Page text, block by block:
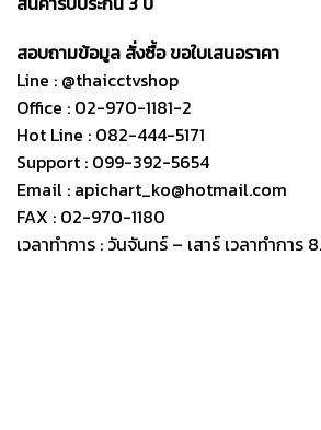
สอบถามข้อมูล สั่งซื้อ ขอใบเสนอราคา
Line : @thaicctvshop
Office : 02-970-1181-2
Hot Line : 082-444-5171
Support : 099-392-5654
Email : apichart_ko@hotmail.com
FAX : 02-970-1180
เวลาทำการ : วันจันทร์ – เสาร์ เวลาทำการ